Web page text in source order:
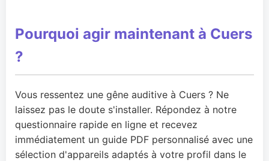
Pourquoi agir maintenant à Cuers
?
Vous ressentez une gêne auditive à Cuers ? Ne
laissez pas le doute s'installer. Répondez à notre
questionnaire rapide en ligne et recevez
immédiatement un guide PDF personnalisé avec une
sélection d'appareils adaptés à votre profil dans le